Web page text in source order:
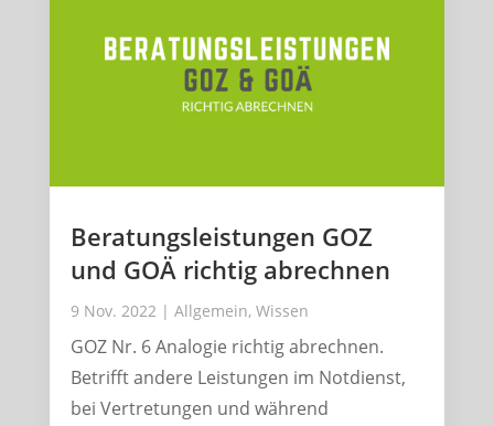
Beratungsleistungen GOZ
und GOÄ richtig abrechnen
9 Nov. 2022| Allgemein, Wissen
GOZ Nr. 6 Analogie richtig abrechnen.
Betrifft andere Leistungen im Notdienst,
bei Vertretungen und während